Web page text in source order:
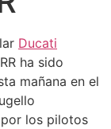
Ducati
RR ha sido
mañana en el
los pilotos